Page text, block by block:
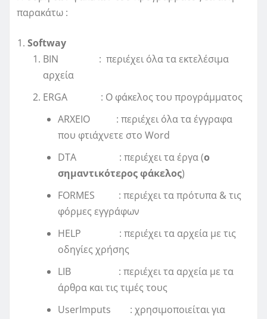
παρακάτω :
Softway
BIN : περιέχει όλα τα εκτελέσιμα
αρχεία
ERGA : Ο φάκελος του προγράμματος
ARXEIO : περιέχει όλα τα έγγραφα
που φτιάχνετε στο Word
DTA : περιέχει τα έργα (ο
σημαντικότερος φάκελος)
FORMES : περιέχει τα πρότυπα & τις
φόρμες εγγράφων
HELP : περιέχει τα αρχεία με τις
οδηγίες χρήσης
LIB : περιέχει τα αρχεία με τα
άρθρα και τις τιμές τους
UserImputs : χρησιμοποιείται για